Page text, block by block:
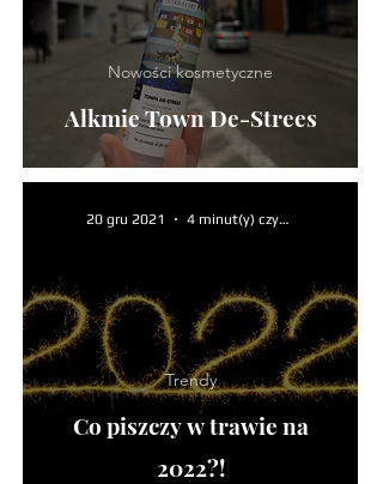
Alkmie Town De-Strees
Nowości kosmetyczne
Co piszczy w trawie na
2022?!
Trendy
20 gru 2021 4 minut(y) czytania